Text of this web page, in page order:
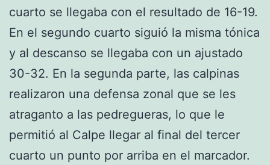
cuarto se llegaba con el resultado de 16-19.
En el segundo cuarto siguió la misma tónica
y al descanso se llegaba con un ajustado
30-32. En la segunda parte, las calpinas
realizaron una defensa zonal que se les
atraganto a las pedregueras, lo que le
permitió al Calpe llegar al final del tercer
cuarto un punto por arriba en el marcador.